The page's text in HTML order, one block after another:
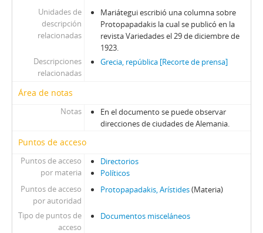
Unidades de
descripción
relacionadas
Mariátegui escribió una columna sobre
Protopapadakis la cual se publicó en la
revista Variedades el 29 de diciembre de
1923.
Descripciones
relacionadas
Grecia, república [Recorte de prensa]
Área de notas
Notas
En el documento se puede observar
direcciones de ciudades de Alemania.
Puntos de acceso
Puntos de acceso
por materia
Directorios
Políticos
Puntos de acceso
por autoridad
Protopapadakis, Arístides(Materia)
Tipo de puntos de
acceso
Documentos misceláneos